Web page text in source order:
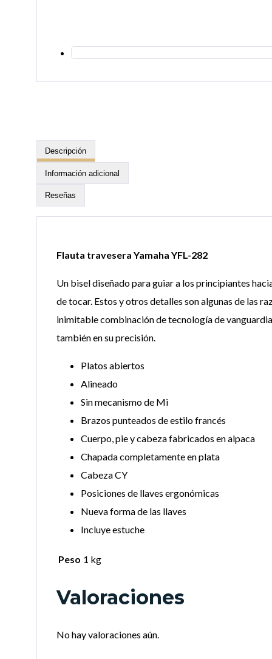
Descripción
Información adicional
Reseñas
Flauta travesera Yamaha YFL-282
Un bisel diseñado para guiar a los principiantes
de tocar. Estos y otros detalles son algunas de las
inimitable combinación de tecnología de
también en su precisión.
Platos abiertos
Alineado
Sin mecanismo de Mi
Brazos punteados de estilo francés
Cuerpo, pie y cabeza fabricados en alpaca
Chapada completamente en plata
Cabeza CY
Posiciones de llaves ergonómicas
Nueva forma de las llaves
Incluye estuche
Peso 1 kg
Valoraciones
No hay valoraciones aún.